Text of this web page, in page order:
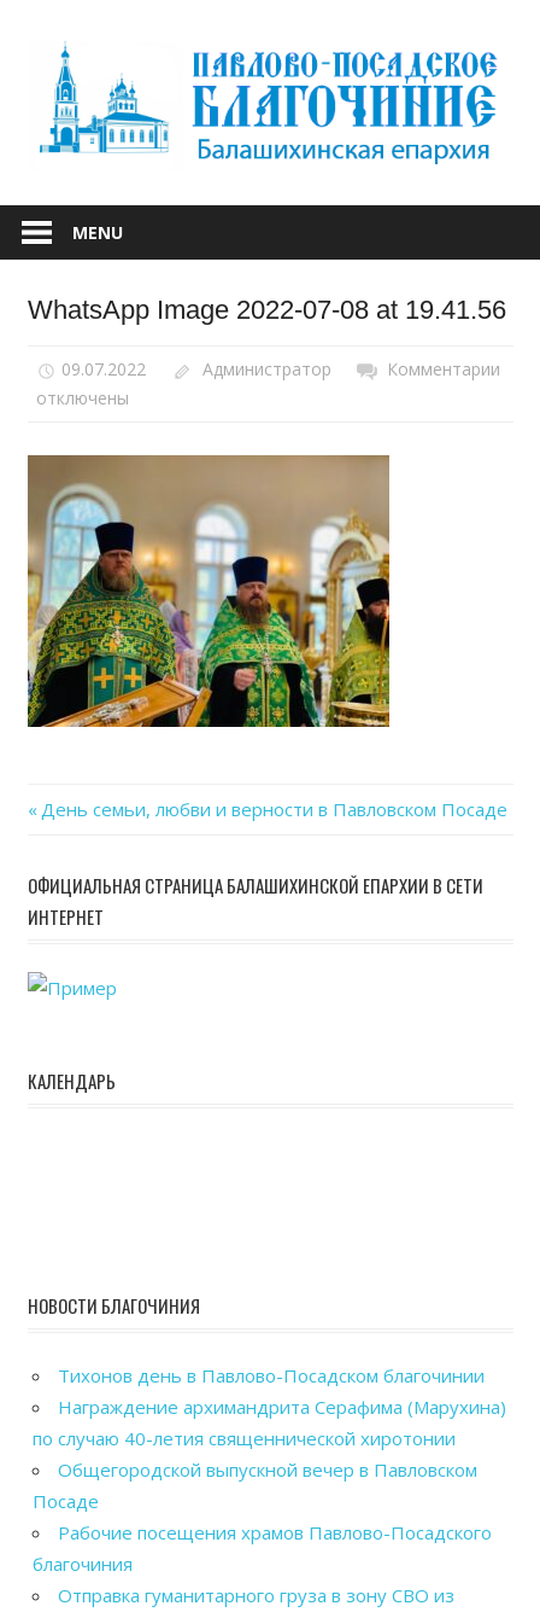
content
ПАВЛОВО-
ПОСАДСКОЕ
MENU
WhatsApp Image 2022-07-08 at 19.41.56
09.07.2022 Администратор Комментарии
отключены
по
записям
Previous
День семьи, любви и верности в Павловском Посаде
ОФИЦИАЛЬНАЯ СТРАНИЦА БАЛАШИХИНСКОЙ ЕПАРХИИ В СЕТИ
ИНТЕРНЕТ
КАЛЕНДАРЬ
НОВОСТИ БЛАГОЧИНИЯ
Тихонов день в Павлово-Посадском благочинии
Награждение архимандрита Серафима (Марухина)
по случаю 40-летия священнической хиротонии
Общегородской выпускной вечер в Павловском
Посаде
Рабочие посещения храмов Павлово-Посадского
благочиния
Отправка гуманитарного груза в зону СВО из